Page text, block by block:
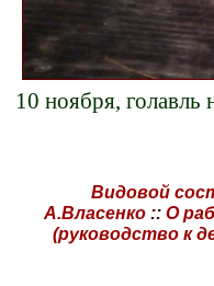
10 ноября, голавль
Видовой
А.Власенко :: О
(руководство к